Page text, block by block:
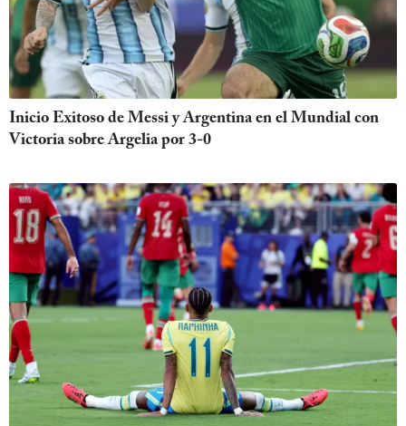
Inicio Exitoso de Messi y Argentina en el Mundial con
Victoria sobre Argelia por 3-0